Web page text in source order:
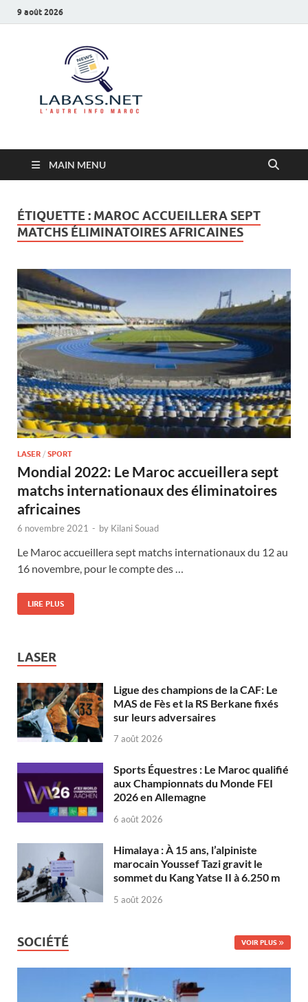
9 août 2026
MAIN MENU
ÉTIQUETTE : MAROC ACCUEILLERA SEPT
MATCHS ÉLIMINATOIRES AFRICAINES
LASER / SPORT
Mondial 2022: Le Maroc accueillera sept
matchs internationaux des éliminatoires
africaines
6 novembre 2021 - by Kilani Souad
Le Maroc accueillera sept matchs internationaux du 12 au
16 novembre, pour le compte des …
LIRE PLUS
LASER
Ligue des champions de la CAF: Le
MAS de Fès et la RS Berkane fixés
sur leurs adversaires
7 août 2026
Sports Équestres : Le Maroc qualifié
aux Championnats du Monde FEI
2026 en Allemagne
6 août 2026
Himalaya : À 15 ans, l’alpiniste
marocain Youssef Tazi gravit le
sommet du Kang Yatse II à 6.250 m
5 août 2026
SOCIÉTÉ VOIR PLUS